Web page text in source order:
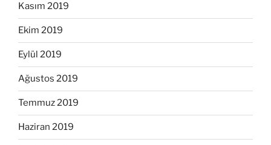
Kasım 2019
Ekim 2019
Eylül 2019
Ağustos 2019
Temmuz 2019
Haziran 2019